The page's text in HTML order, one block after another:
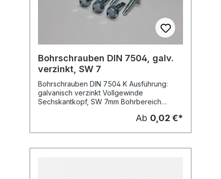
Bohrschrauben DIN 7504, galv.
verzinkt, SW 7
Bohrschrauben DIN 7504 K Ausführung:
galvanisch verzinkt Vollgewinde
Sechskantkopf, SW 7mm Bohrbereich
16 mm Abmessung: 4.2 x 19 mm
Ab 0,02 €*